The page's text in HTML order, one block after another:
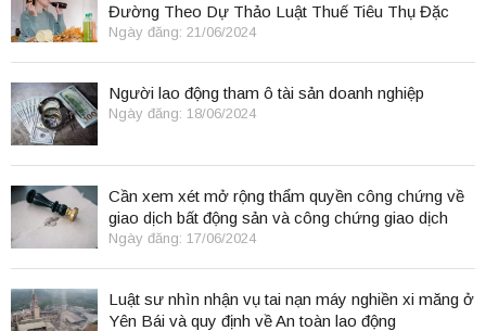
Đường Theo Dự Thảo Luật Thuế Tiêu Thụ Đặc
Biệt
Ngày đăng: 21/06/2024
Người lao động tham ô tài sản doanh nghiệp
Ngày đăng: 18/06/2024
Cần xem xét mở rộng thẩm quyền công chứng về
giao dịch bất động sản và công chứng giao dịch
điện tử.
Ngày đăng: 17/06/2024
Luật sư nhìn nhận vụ tai nạn máy nghiền xi măng ở
Yên Bái và quy định về An toàn lao động